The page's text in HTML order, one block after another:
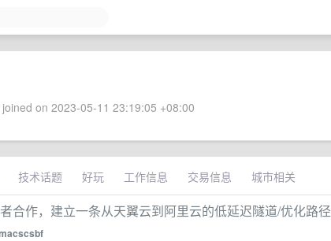
on 2023-05-11 23:19:05 +08:00
技术话题 好玩 工作信息 交易信息 城市相关
合作，建立一条从天翼云到阿里云的低延迟隧道/优化路径